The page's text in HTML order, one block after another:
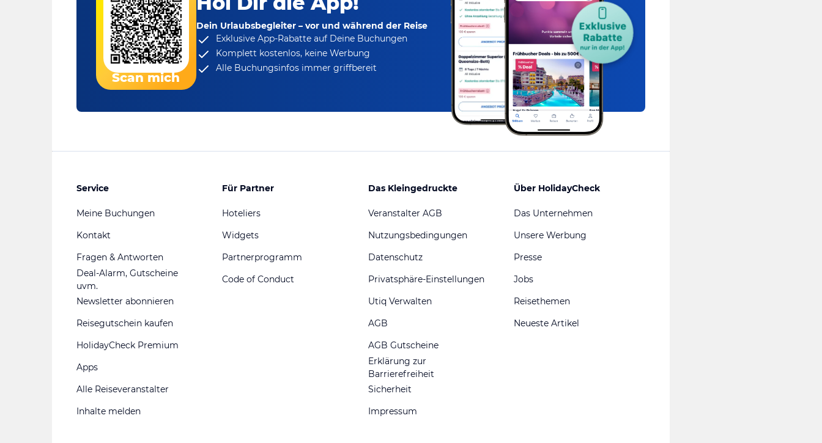
Scan mich
Dein Urlaubsbegleiter – vor und während der Reise
Exklusive App-Rabatteauf Deine Buchungen
Komplett kostenlos, keine Werbung
Alle Buchungsinfos immer griffbereit
Service
Meine Buchungen
Kontakt
Fragen & Antworten
Deal-Alarm, Gutscheine
uvm.
Newsletter abonnieren
Reisegutschein kaufen
HolidayCheck Premium
Apps
Alle Reiseveranstalter
Inhalte melden
Für Partner
Hoteliers
Widgets
Partnerprogramm
Code of Conduct
Das Kleingedruckte
Veranstalter AGB
Nutzungsbedingungen
Datenschutz
Privatsphäre-Einstellungen
Utiq Verwalten
AGB
AGB Gutscheine
Erklärung zur
Barrierefreiheit
Sicherheit
Impressum
Über HolidayCheck
Das Unternehmen
Unsere Werbung
Presse
Jobs
Reisethemen
Neueste Artikel